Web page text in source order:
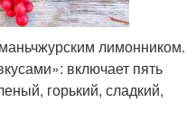
лимонником.
включает пять
горький, сладкий,